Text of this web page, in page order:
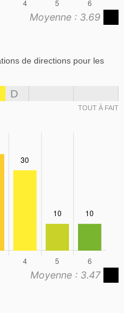
Moyenne : 3.69
de directions pour les
D
TOUT À FAIT
Moyenne : 3.47